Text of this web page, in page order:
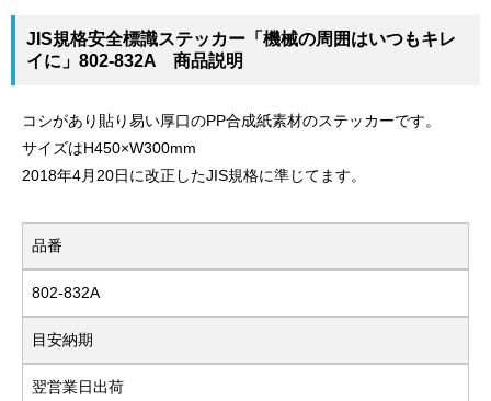
JIS規格安全標識ステッカー「機械の周囲はいつもキレ
イに」802-832A 商品説明
コシがあり貼り易い厚口のPP合成紙素材のステッカーです。
サイズはH450×W300mm
2018年4月20日に改正したJIS規格に準じてます。
品番
802-832A
目安納期
翌営業日出荷